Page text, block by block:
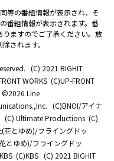
等の番組情報が表示され、そ
番組情報が表示されます。番
ますのでご了承ください。放
されます。
(C) 2021 BIGHIT
WORKS (C)UP-FRONT
©2026 Line
(C)BNOI/アイナ
(C) Ultimate Productions (C)
花とゆめ)/フライングドッ
とゆめ)/フライングドッ
(C)KBS (C) 2021 BIGHIT